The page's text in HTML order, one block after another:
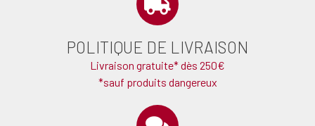
POLITIQUE DE LIVRAISON
Livraison gratuite* dès 250€
*sauf produits dangereux